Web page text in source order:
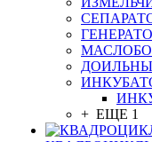
+ ЕЩЕ 1